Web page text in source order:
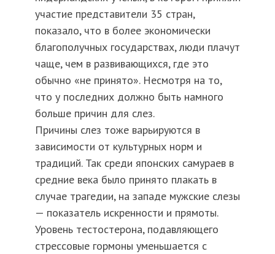
участие представители 35 стран,
показало, что в более экономически
благополучных государствах, люди плачут
чаще, чем в развивающихся, где это
обычно «не принято». Несмотря на то,
что у последних должно быть намного
больше причин для слез.
Причины слез тоже варьируются в
зависимости от культурных норм и
традиций. Так среди японских самураев в
средние века было принято плакать в
случае трагедии, на западе мужские слезы
— показатель искренности и прямоты.
Уровень тестостерона, подавляющего
стрессовые гормоны уменьшается с